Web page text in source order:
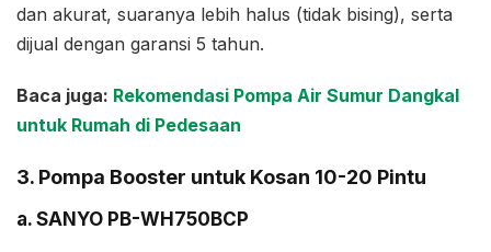
dan akurat, suaranya lebih halus (tidak bising), serta
dijual dengan garansi 5 tahun.
Baca juga: Rekomendasi Pompa Air Sumur Dangkal
untuk Rumah di Pedesaan
3. Pompa Booster untuk Kosan 10-20 Pintu
a. SANYO PB-WH750BCP